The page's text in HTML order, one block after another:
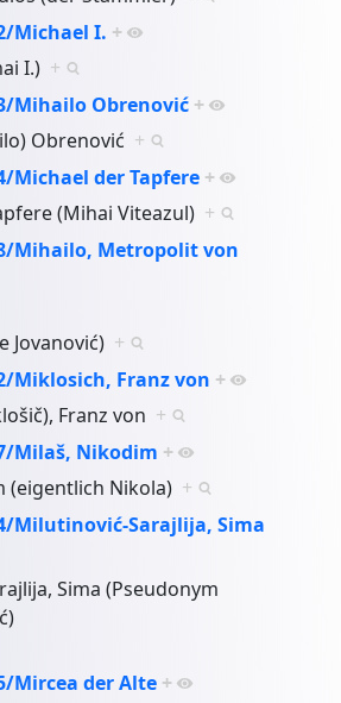
Michael I. +
I.) +
Mihailo Obrenović +
Obrenović +
Michael der Tapfere +
(Mihai Viteazul) +
Mihailo, Metropolit von
Jovanović) +
Miklosich, Franz von +
Franz von +
Milaš, Nikodim +
(eigentlich Nikola) +
Milutinović-Sarajlija, Sima
Sima (Pseudonym
Mircea der Alte +